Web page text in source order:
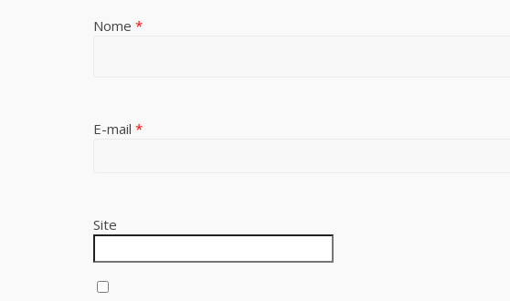
Nome *
E-mail *
Site